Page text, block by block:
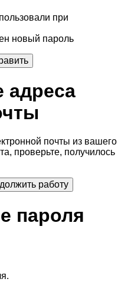
при
новый пароль
адреса
почты из вашего
проверьте, получилось
пароля